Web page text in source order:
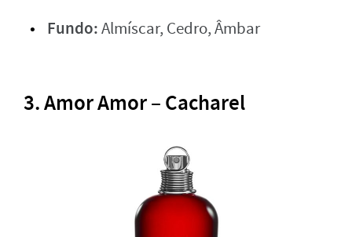
Fundo:Almíscar, Cedro, Âmbar
3.Amor Amor – Cacharel